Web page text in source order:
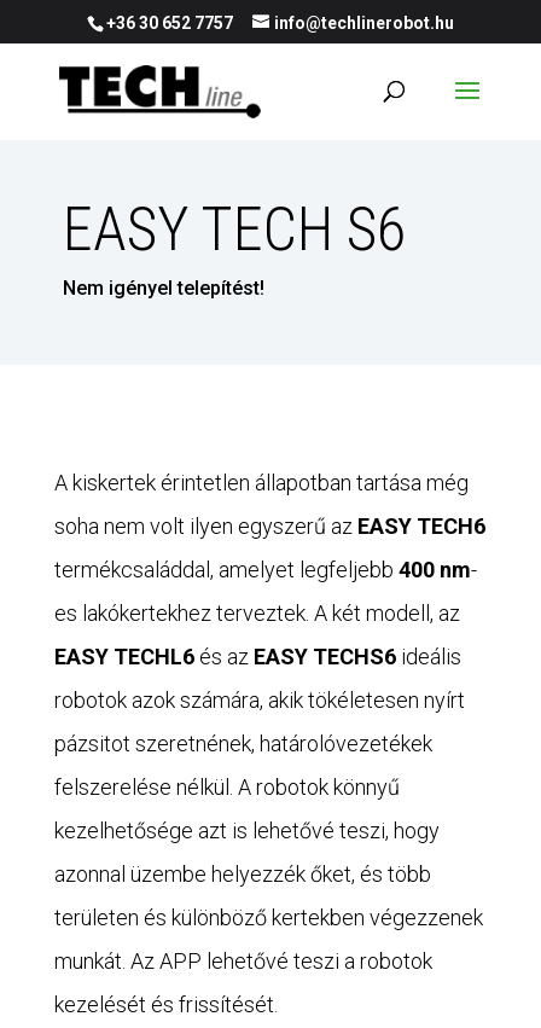
+36 30 652 7757 info@techlinerobot.hu
EASY TECH S6
Nem igényel telepítést!
A kiskertek érintetlen állapotban tartása még
soha nem volt ilyen egyszerű az EASY TECH6
termékcsaláddal, amelyet legfeljebb 400 nm-
es lakókertekhez terveztek. A két modell, az
EASY TECHL6és az EASY TECHS6ideális
robotok azok számára, akik tökéletesen nyírt
pázsitot szeretnének, határolóvezetékek
felszerelése nélkül. A robotok könnyű
kezelhetősége azt is lehetővé teszi, hogy
azonnal üzembe helyezzék őket, és több
területen és különböző kertekben végezzenek
munkát. Az APP lehetővé teszi a robotok
kezelését és frissítését.